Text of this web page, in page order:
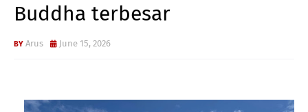
Buddha terbesar
Arus June 15, 2026